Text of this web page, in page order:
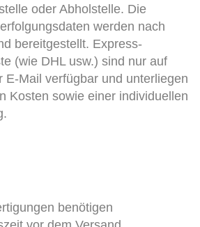
oder Abholstelle. Die
werden nach
bereitgestellt. Express-
(wie DHL usw.) sind nur auf
E-Mail verfügbar und unterliegen
Kosten sowie einer individuellen
benötigen